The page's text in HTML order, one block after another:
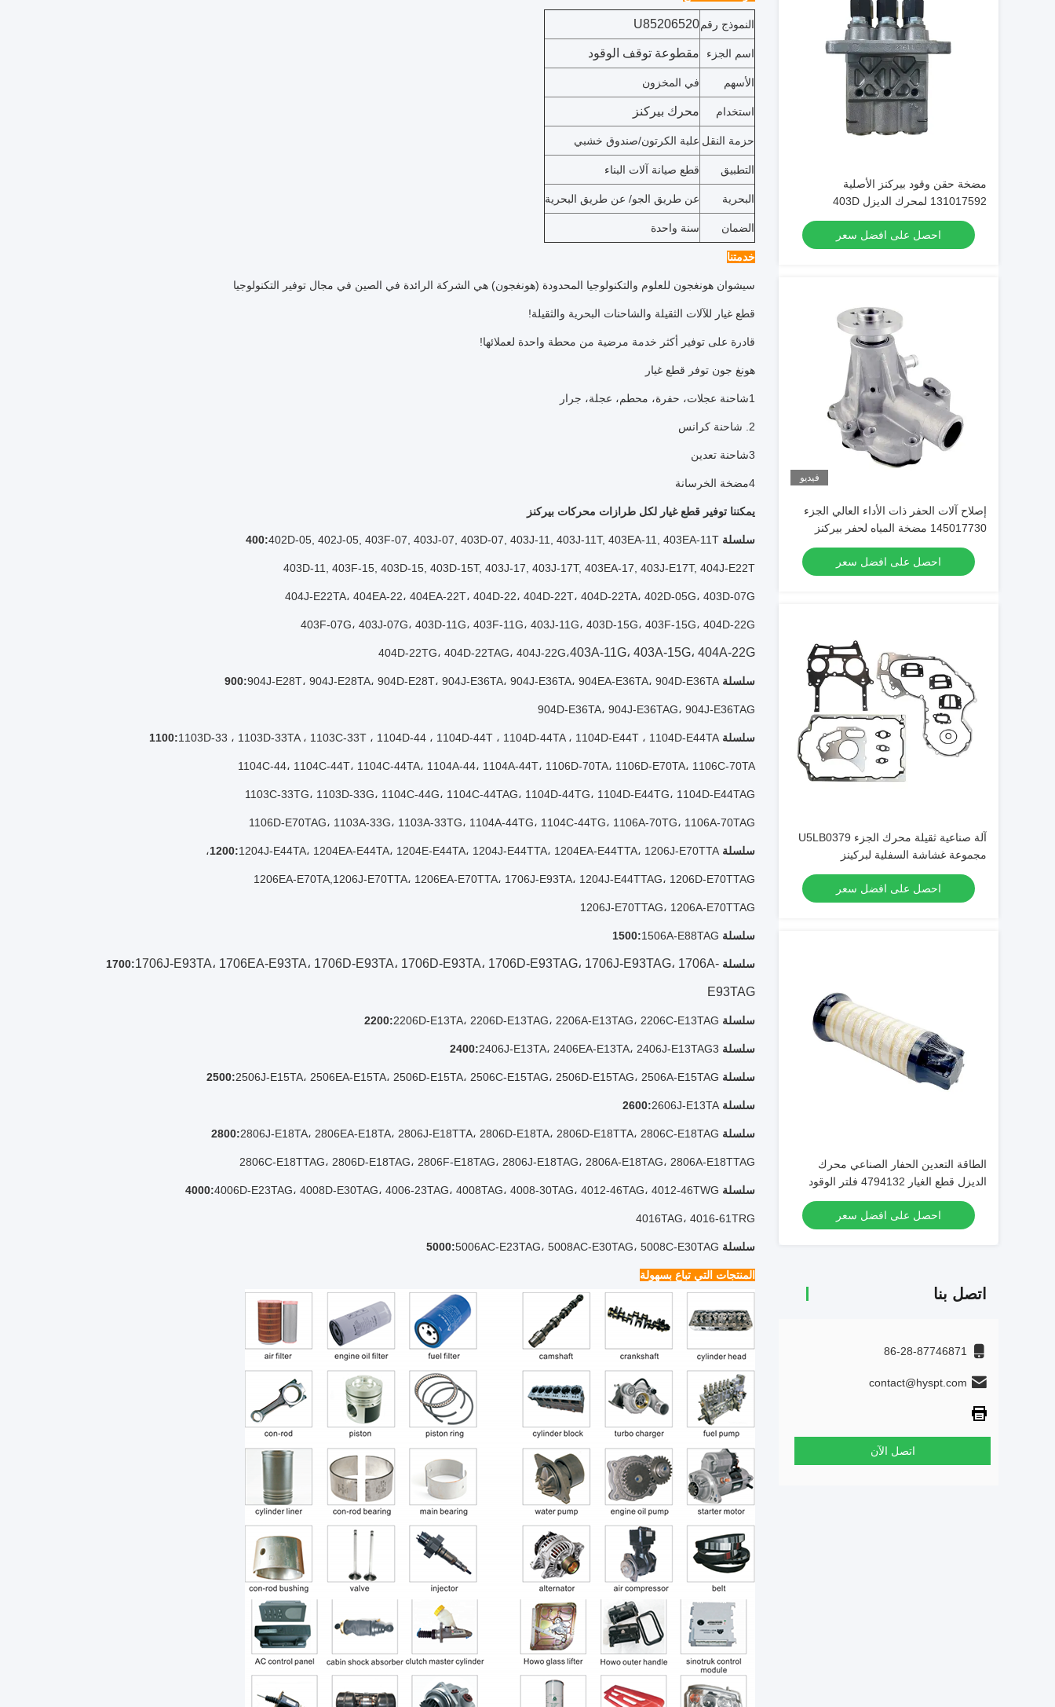
مضخة حقن وقود بيركنز الأصلية
131017592 لمحرك الديزل 403D
احصل على افضل سعر
فيديو
إصلاح آلات الحفر ذات الأداء العالي الجزء
145017730 مضخة المياه لحفر بيركنز
احصل على افضل سعر
آلة صناعية ثقيلة محرك الجزء U5LB0379
مجموعة غشاشة السفلية لبركينز
احصل على افضل سعر
الطاقة التعدين الحفار الصناعي محرك
الديزل قطع الغيار 4794132 فلتر الوقود
لبركينز
احصل على افضل سعر
اتصل بنا
86-28-87746871
contact@hyspt.com
اتصل الآن
النموذج رقمU85206520
اسم الجزء مقطوعة توقف الوقود
الأسهم في المخزون
استخدام محرك بيركنز
حزمة النقل علبة الكرتون/صندوق خشبي
التطبيق قطع صيانة آلات البناء
البحرية عن طريق الجو/ عن طريق البحرية
الضمان سنة واحدة
خدمتنا
سيشوان هونغجون للعلوم والتكنولوجيا المحدودة (هونغجون) هي الشركة الرائدة في الصين في مجال توفير التكنولوجيا
قطع غيار للآلات الثقيلة والشاحنات البحرية والثقيلة!
قادرة على توفير أكثر خدمة مرضية من محطة واحدة لعملائها!
هونغ جون توفر قطع غيار
1شاحنة عجلات، حفرة، محطم، عجلة، جرار
2. شاحنة كرانس
3شاحنة تعدين
4مضخة الخرسانة
يمكننا توفير قطع غيار لكل طرازات محركات بيركنز
سلسلة 400: 402D-05, 402J-05, 403F-07, 403J-07, 403D-07, 403J-11, 403J-11T, 403EA-11, 403EA-11T
403D-11, 403F-15, 403D-15, 403D-15T, 403J-17, 403J-17T, 403EA-17, 403J-E17T, 404J-E22T
404J-E22TA، 404EA-22، 404EA-22T، 404D-22، 404D-22T، 404D-22TA، 402D-05G، 403D-07G
403F-07G، 403J-07G، 403D-11G، 403F-11G، 403J-11G، 403D-15G، 403F-15G، 404D-22G
404D-22TG، 404D-22TAG، 404J-22G،403A-11G، 403A-15G، 404A-22G
سلسلة 900: 904J-E28T، 904J-E28TA، 904D-E28T، 904J-E36TA، 904J-E36TA، 904EA-E36TA، 904D-E36TA
904D-E36TA، 904J-E36TAG، 904J-E36TAG
سلسلة 1100: 1103D-33 ، 1103D-33TA ، 1103C-33T ، 1104D-44 ، 1104D-44T ، 1104D-44TA ، 1104D-E44T ، 1104D-E44TA
1104C-44، 1104C-44T، 1104C-44TA، 1104A-44، 1104A-44T، 1106D-70TA، 1106D-E70TA، 1106C-70TA
1103C-33TG، 1103D-33G، 1104C-44G، 1104C-44TAG، 1104D-44TG، 1104D-E44TG، 1104D-E44TAG
1106D-E70TAG، 1103A-33G، 1103A-33TG، 1104A-44TG، 1104C-44TG، 1106A-70TG، 1106A-70TAG
سلسلة 1200: 1204J-E44TA، 1204EA-E44TA، 1204E-E44TA، 1204J-E44TTA، 1204EA-E44TTA، 1206J-E70TTA،
1206EA-E70TA 1206J-E70TTA، 1206EA-E70TTA، 1706J-E93TA، 1204J-E44TTAG، 1206D-E70TTAG
1206J-E70TTAG، 1206A-E70TTAG
سلسلة 1500: 1506A-E88TAG
سلسلة 1700: 1706J-E93TA، 1706EA-E93TA، 1706D-E93TA، 1706D-E93TA، 1706D-E93TAG، 1706J-E93TAG، 1706A-
E93TAG
سلسلة 2200: 2206D-E13TA، 2206D-E13TAG، 2206A-E13TAG، 2206C-E13TAG
سلسلة 2400: 2406J-E13TA، 2406EA-E13TA، 2406J-E13TAG3
سلسلة 2500: 2506J-E15TA، 2506EA-E15TA، 2506D-E15TA، 2506C-E15TAG، 2506D-E15TAG، 2506A-E15TAG
سلسلة 2600: 2606J-E13TA
سلسلة 2800: 2806J-E18TA، 2806EA-E18TA، 2806J-E18TTA، 2806D-E18TA، 2806D-E18TTA، 2806C-E18TAG
2806C-E18TTAG، 2806D-E18TAG، 2806F-E18TAG، 2806J-E18TAG، 2806A-E18TAG، 2806A-E18TTAG
سلسلة 4000: 4006D-E23TAG، 4008D-E30TAG، 4006-23TAG، 4008TAG، 4008-30TAG، 4012-46TAG، 4012-46TWG
4016TAG، 4016-61TRG
سلسلة 5000: 5006AC-E23TAG، 5008AC-E30TAG، 5008C-E30TAG
المنتجات التي تباع بسهولة